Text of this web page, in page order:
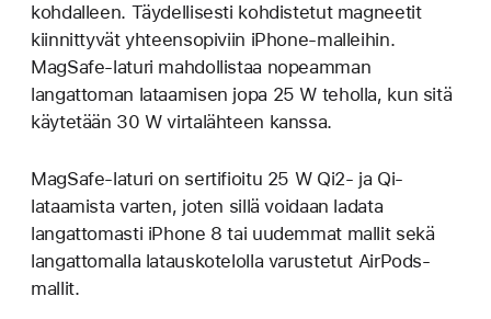
kohdalleen. Täydel­lisesti kohdis­tetut magneetit
kiinnittyvät yhteen­sopiviin iPhone-malleihin.
MagSafe-laturi mahdollistaa nopeamman
langattoman lataamisen jopa 25 W teholla, kun sitä
käytetään 30 W virtalähteen kanssa.
MagSafe-laturi on sertifioitu 25 W Qi2‑ ja Qi-
lataamista varten, joten sillä voidaan ladata
langattomasti iPhone 8 tai uudemmat mallit sekä
langattomalla latauskotelolla varustetut AirPods-
mallit.